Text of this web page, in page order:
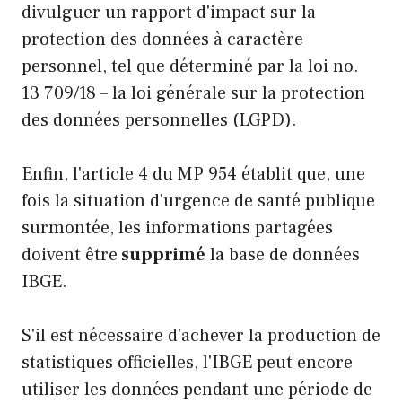
divulguer un rapport d'impact sur la
protection des données à caractère
personnel, tel que déterminé par la loi no.
13 709/18 – la loi générale sur la protection
des données personnelles (LGPD).
Enfin, l'article 4 du MP 954 établit que, une
fois la situation d'urgence de santé publique
surmontée, les informations partagées
doivent être supprimé la base de données
IBGE.
S'il est nécessaire d'achever la production de
statistiques officielles, l'IBGE peut encore
utiliser les données pendant une période de